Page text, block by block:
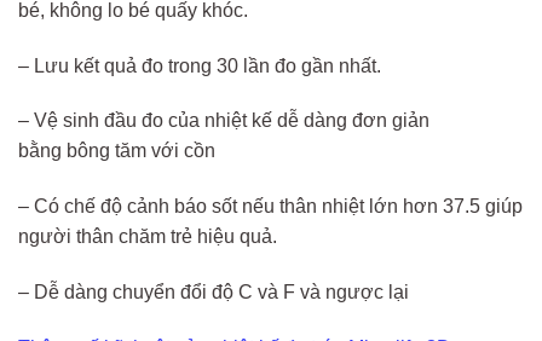
bé, không lo bé quấy khóc.
– Lưu kết quả đo trong 30 lần đo gần nhất.
– Vệ sinh đầu đo của nhiệt kế dễ dàng đơn giản
bằng bông tăm với cồn
– Có chế độ cảnh báo sốt nếu thân nhiệt lớn hơn 37.5 giúp
người thân chăm trẻ hiệu quả.
– Dễ dàng chuyển đổi độ C và F và ngược lại